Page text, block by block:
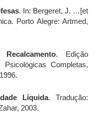
. In: Bergeret, J. …[et
Porto Alegre: Artmed,
Recalcamento. Edição
Completas,
Líquida. Tradução:
2003.